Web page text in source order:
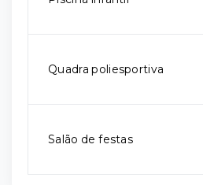
Quadra poliesportiva
Salão de festas